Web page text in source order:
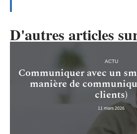
D'autres articles
ACTU
Communiquer avec un
manière de
clients)
11 mars 2026